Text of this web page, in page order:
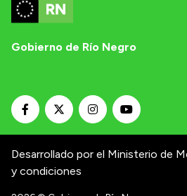
Gobierno de Río Negro
Desarrollado por el Ministerio de
y condiciones